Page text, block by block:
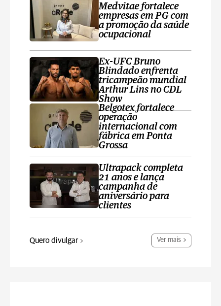
Medvitae fortalece
empresas em PG com
a promoção da saúde
ocupacional
Ex-UFC Bruno
Blindado enfrenta
tricampeão mundial
Arthur Lins no CDL
Show
Belgotex fortalece
operação
internacional com
fábrica em Ponta
Grossa
Ultrapack completa
21 anos e lança
campanha de
aniversário para
clientes
Quero divulgar Ver mais